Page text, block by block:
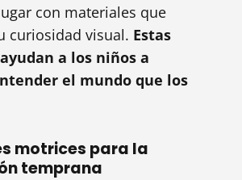
con materiales que
curiosidad visual. Estas
a los niños a
el mundo que los
motrices para la
temprana